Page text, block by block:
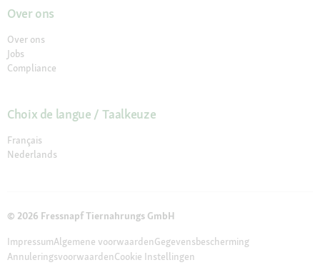
Over ons
Over ons
Jobs
Compliance
Choix de langue / Taalkeuze
Français
Nederlands
© 2026 Fressnapf Tiernahrungs GmbH
ImpressumAlgemene voorwaardenGegevensbescherming
AnnuleringsvoorwaardenCookie Instellingen